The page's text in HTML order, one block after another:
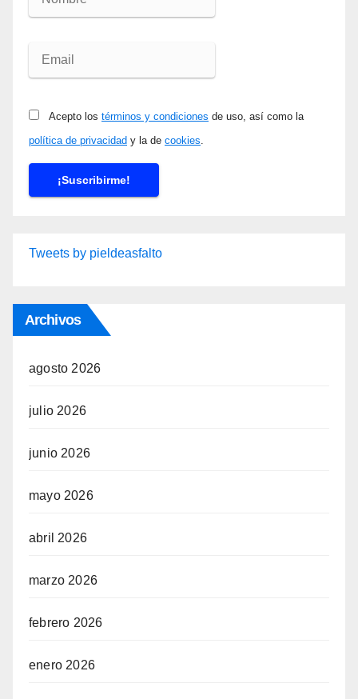
Acepto los términos y condiciones de uso, así como la
política de privacidad y la de cookies
Tweets by pieldeasfalto
Archivos
agosto 2026
julio 2026
junio 2026
mayo 2026
abril 2026
marzo 2026
febrero 2026
enero 2026